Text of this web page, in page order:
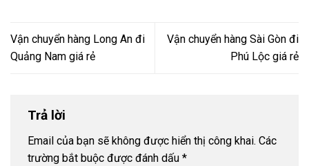
Vận chuyển hàng Long An đi
Quảng Nam giá rẻ
Vận chuyển hàng Sài Gòn đi
Phú Lộc giá rẻ
Trả lời
Email của bạn sẽ không được hiển thị công khai. Các
trường bắt buộc được đánh dấu *